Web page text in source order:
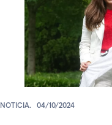
NOTICIA. 04/10/2024